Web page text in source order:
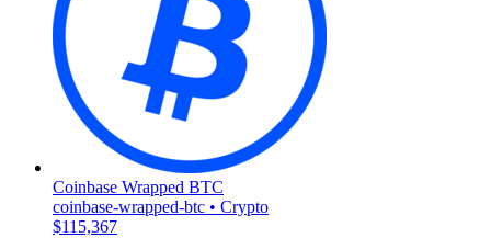
Coinbase Wrapped BTC
coinbase-wrapped-btc • Crypto
$115,367